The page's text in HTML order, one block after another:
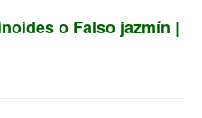
o Falso jazmín |